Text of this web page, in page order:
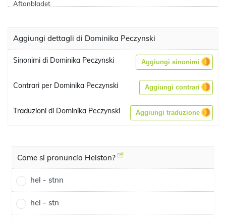
Aggiungi dettagli di Dominika Peczynski
Sinonimi di Dominika Peczynski Aggiungi sinonimi
Contrari per Dominika Peczynski Aggiungi contrari
Traduzioni di Dominika Peczynski Aggiungi traduzione
Come si pronuncia Helston?
hel - stnn
hel - stn